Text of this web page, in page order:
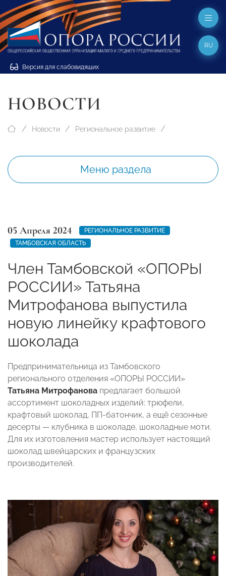
Версия для слабовидящих
RU
НОВОСТИ
Новости Региональное развитие
Меню раздела
05 Апреля 2024
РЕГИОНАЛЬНОЕ РАЗВИТИЕ
ТАМБОВСКАЯ ОБЛАСТЬ
Член Тамбовской «ОПОРЫ
РОССИИ» Татьяна
Митрофанова выпустила
новую линейку крафтового
шоколада
Предпринимательница из Тамбовского
регионального отделения «ОПОРЫ РОССИИ»
Татьяна Митрофанова предлагает большой
ассортимент шоколадных изделий: трюфели,
крафтовый шоколад, ПП-батончик, а ещё сезонные
десерты — клубника в шоколаде, шоколадные моти.
Для их изготовления мастер использует настоящий
шоколад швейцарских и французских
производителей.